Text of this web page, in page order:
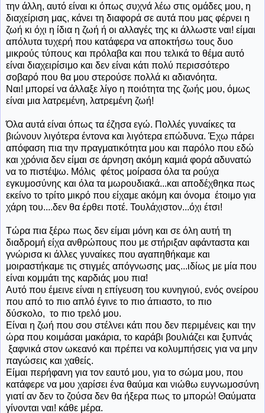
την άλλη, αυτό είναι κι όπως συχνά λέω στις ομάδες μου, η
διαχείριση μας, κάνει τη διαφορά σε αυτά που μας φέρνει η
ζωή κι όχι η ίδια η ζωή ή οι αλλαγές της κι άλλωστε ναι! είμαι
απόλυτα τυχερή που κατάφερα να αποκτήσω τους δυο
μικρούς τύπους και πρόλαβα και που τελικά το θέμα αυτό
είναι διαχειρίσιμο και δεν είναι κάτι πολύ περισσότερο
σοβαρό που θα μου στερούσε πολλά κι αδιανόητα.
Ναι! μπορεί να άλλαξε λίγο η ποιότητα της ζωής μου, όμως
είναι μια λατρεμένη, λατρεμένη ζωή!
Όλα αυτά είναι όπως τα έζησα εγώ. Πολλές γυναίκες τα
βιώνουν λιγότερα έντονα και λιγότερα επώδυνα. Έχω πάρει
απόφαση πια την πραγματικότητα μου και παρόλο που εδώ
και χρόνια δεν είμαι σε άρνηση ακόμη καμιά φορά αδυνατώ
να το πιστέψω. Μόλις φέτος μοίρασα όλα τα ρούχα
εγκυμοσύνης και όλα τα μωρουδιακά...και αποδέχθηκα πως
εκείνο το τρίτο μικρό που είχαμε ακόμη και όνομα έτοιμο για
χάρη του....δεν θα έρθει ποτέ. Τουλάχιστον...όχι έτσι!
Τώρα πια ξέρω πως δεν είμαι μόνη και σε όλη αυτή τη
διαδρομή είχα ανθρώπους που με στήριξαν αφάνταστα και
γνώρισα κι άλλες γυναίκες που αγαπηθήκαμε και
μοιραστήκαμε τις στιγμές απόγνωσης μας...ιδίως με μία που
είναι κομμάτι της καρδιάς μου πια!
Αυτό που έμεινε είναι η επίγευση του κυνηγιού, ενός ονείρου
που από το πιο απλό έγινε το πιο άπιαστο, το πιο
δύσκολο, το πιο τρελό μου.
Είναι η ζωή που σου στέλνει κάτι που δεν περιμένεις και την
ώρα που κοιμάσαι μακάρια, το καράβι βουλιάζει και ξυπνάς
ξαφνικά στον ωκεανό και πρέπει να κολυμπήσεις για να μην
παγώσεις και χαθείς.
Είμαι περήφανη για τον εαυτό μου, για το σώμα μου, που
κατάφερε να μου χαρίσει ένα θαύμα και νιώθω ευγνωμοσύνη
γιατί αν δεν το ζούσα δεν θα ήξερα πως το μπορώ! Θαύματα
γίνονται ναι! κάθε μέρα.